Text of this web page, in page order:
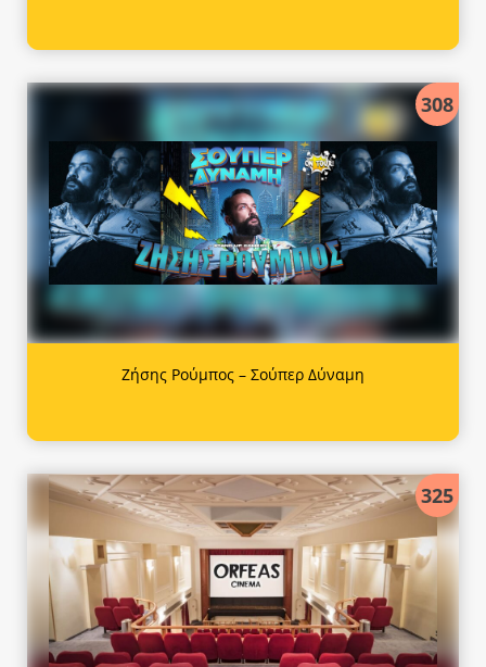
308
Ζήσης Ρούμπος – Σούπερ Δύναμη
325